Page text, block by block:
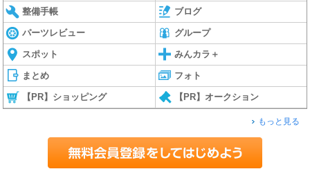
整備手帳 ブログ
パーツレビュー グループ
スポット みんカラ＋
まとめ フォト
【PR】ショッピング 【PR】オークション
もっと見る